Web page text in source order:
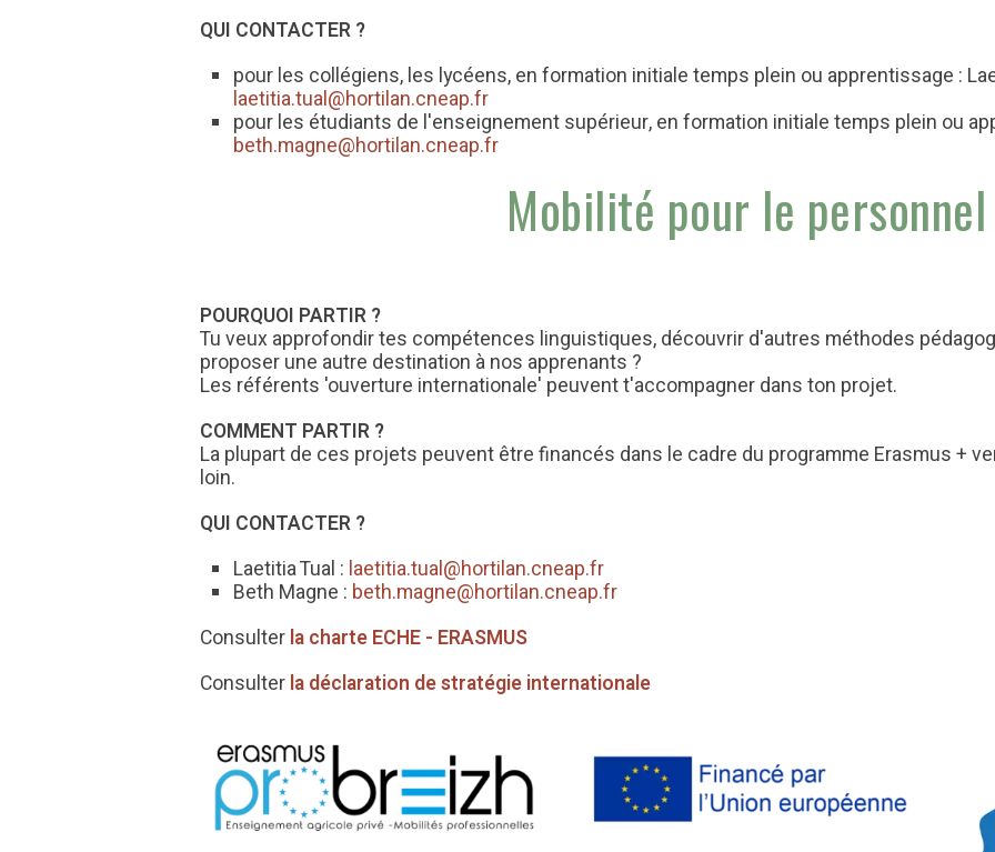
QUI CONTACTER ?
pour les collégiens, les lycéens, en formation initiale temps plein ou apprentissage :
laetitia.tual@hortilan.cneap.fr
pour les étudiants de l'enseignement supérieur, en formation initiale temps plein ou
beth.magne@hortilan.cneap.fr
Mobilité pour le personnel
POURQUOI PARTIR ?
Tu veux approfondir tes compétences linguistiques, découvrir d'autres méthodes
proposer une autre destination à nos apprenants ?
Les référents 'ouverture internationale' peuvent t'accompagner dans ton projet.
COMMENT PARTIR ?
La plupart de ces projets peuvent être financés dans le cadre du programme Erasmus +
loin.
QUI CONTACTER ?
Laetitia Tual : laetitia.tual@hortilan.cneap.fr
Beth Magne : beth.magne@hortilan.cneap.fr
Consulterla charte ECHE - ERASMUS
Consulterla déclaration de stratégie internationale